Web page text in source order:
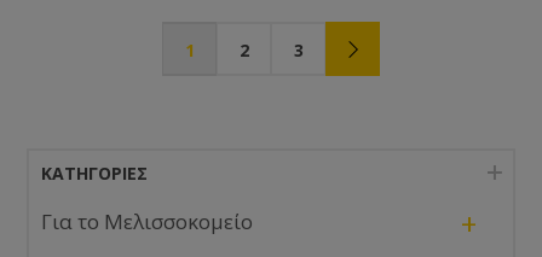
1 2 3
ΚΑΤΗΓΟΡΊΕΣ
Για το Μελισσοκομείο +